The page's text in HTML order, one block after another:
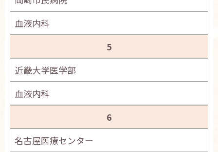
血液内科
5
近畿大学医学部
血液内科
6
名古屋医療センター